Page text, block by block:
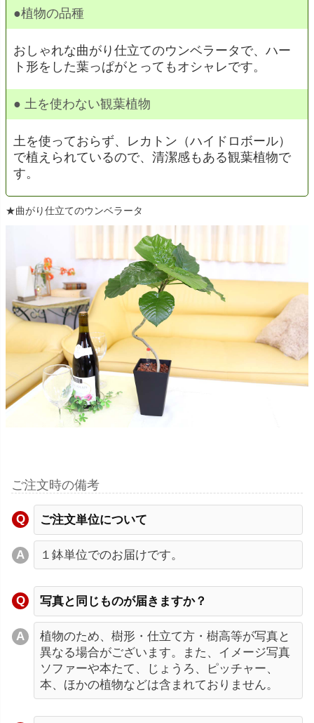
●植物の品種
おしゃれな曲がり仕立てのウンベラータで、ハー
ト形をした葉っぱがとってもオシャレです。
● 土を使わない観葉植物
土を使っておらず、レカトン（ハイドロボール）
で植えられているので、清潔感もある観葉植物で
す。
★曲がり仕立てのウンベラータ
ご注文時の備考
ご注文単位について
１鉢単位でのお届けです。
写真と同じものが届きますか？
植物のため、樹形・仕立て方・樹高等が写真と
異なる場合がございます。また、イメージ写真
ソファーや本たて、じょうろ、ピッチャー、
本、ほかの植物などは含まれておりません。